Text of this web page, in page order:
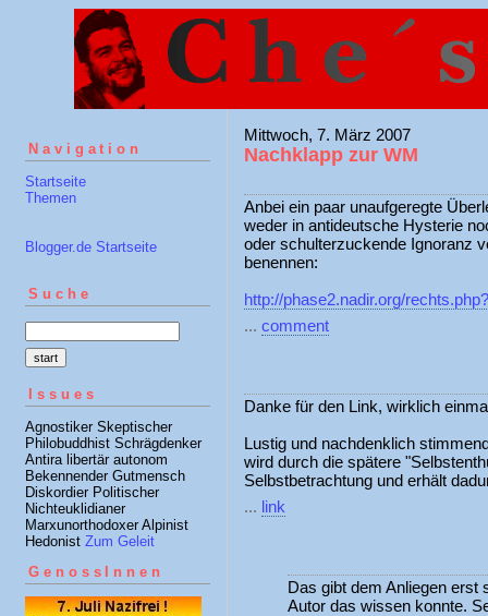
Navigation
Startseite
Themen
Blogger.de Startseite
Suche
Issues
Agnostiker Skeptischer
Philobuddhist Schrägdenker
Antira libertär autonom
Bekennender Gutmensch
Diskordier Politischer
Nichteuklidianer
Marxunorthodoxer Alpinist
Hedonist Zum Geleit
GenossInnen
Mittwoch, 7. März 2007
Nachklapp zur WM
Anbei ein paar unaufgeregte
weder in antideutsche Hysterie
oder schulterzuckende Ignoranz
benennen:
http://phase2.nadir.org/
... comment
Danke für den Link, wirklich
Lustig und nachdenklich
wird durch die spätere
Selbstbetrachtung und erhält
... link
Das gibt dem Anliegen erst
Autor das wissen konnte.